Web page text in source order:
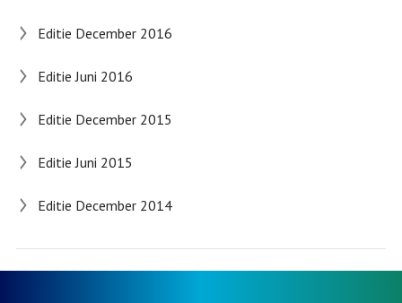
Editie December 2016
Editie Juni 2016
Editie December 2015
Editie Juni 2015
Editie December 2014